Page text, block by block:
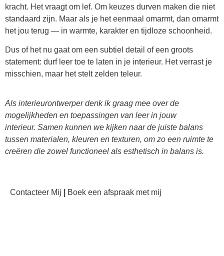
kracht. Het vraagt om lef. Om keuzes durven maken die niet
standaard zijn. Maar als je het eenmaal omarmt, dan omarmt
het jou terug — in warmte, karakter en tijdloze schoonheid.
Dus of het nu gaat om een subtiel detail of een groots
statement: durf leer toe te laten in je interieur. Het verrast je
misschien, maar het stelt zelden teleur.
Als interieurontwerper denk ik graag mee over de
mogelijkheden en toepassingen van leer in jouw
interieur. Samen kunnen we kijken naar de juiste balans
tussen materialen, kleuren en texturen, om zo een ruimte te
creëren die zowel functioneel als esthetisch in balans is.
Contacteer Mij Boek een afspraak met mij